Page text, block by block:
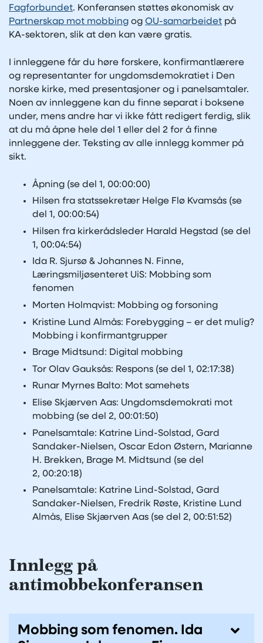
Fagforbundet. Konferansen støttes økonomisk av
Partnerskap mot mobbing og OU-samarbeidet på
KA-sektoren, slik at den kan være gratis.
I innleggene får du høre forskere, konfirmantlærere
og representanter for ungdomsdemokratiet i Den
norske kirke, med presentasjoner og i panelsamtaler.
Noen av innleggene kan du finne separat i boksene
under, mens andre har vi ikke fått redigert ferdig, slik
at du må åpne hele del 1 eller del 2 for å finne
innleggene der. Teksting av alle innlegg kommer på
sikt.
Åpning (se del 1, 00:00:00)
Hilsen fra statssekretær Helge Flø Kvamsås (se
del 1, 00:00:54)
Hilsen fra kirkerådsleder Harald Hegstad (se del
1, 00:04:54)
Ida R. Sjursø & Johannes N. Finne,
Læringsmiljøsenteret UiS: Mobbing som
fenomen
Morten Holmqvist: Mobbing og forsoning
Kristine Lund Almås: Forebygging – er det mulig?
Mobbing i konfirmantgrupper
Brage Midtsund: Digital mobbing
Tor Olav Gauksås: Respons (se del 1, 02:17:38)
Runar Myrnes Balto: Mot samehets
Elise Skjærven Aas: Ungdomsdemokrati mot
mobbing (se del 2, 00:01:50)
Panelsamtale: Katrine Lind-Solstad, Gard
Sandaker-Nielsen, Oscar Edon Østern, Marianne
H. Brekken, Brage M. Midtsund (se del
2, 00:20:18)
Panelsamtale: Katrine Lind-Solstad, Gard
Sandaker-Nielsen, Fredrik Røste, Kristine Lund
Almås, Elise Skjærven Aas (se del 2, 00:51:52)
Innlegg på
antimobbekonferansen
Mobbing som fenomen. Ida